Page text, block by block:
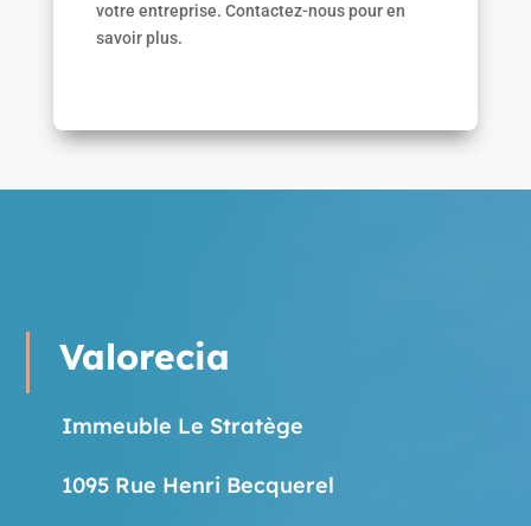
votre entreprise. Contactez-nous pour en
savoir plus.
Valorecia
Immeuble Le Stratège
1095 Rue Henri Becquerel